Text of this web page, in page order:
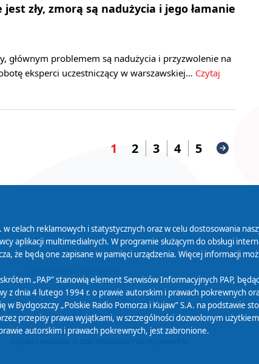
zły, zmorą są nadużycia i jego łamanie
głównym problemem są nadużycia i przyzwolenie na
eksperci uczestniczący w warszawskiej… Czytaj
1 2 3 4 5
Organizacje Pożytku
Publicznego
Cyfryzacja DAB+
celach reklamowych i statystycznych oraz w celu dostosowania
aplikacji multimedialnych. W programie służącym do obsługi
że będą one zapisane w pamięci urządzenia. Więcej informacji
„PAP” stanowią element Serwisów Informacyjnych PAP,
z dnia 4 lutego 1994 r. o prawie autorskim i prawach pokrewnych
w Bydgoszczy „Polskie Radio Pomorza i Kujaw” S.A. na podstawie
przepisy prawa wyjątkami, w szczególności dozwolonym
autorskim i prawach pokrewnych, jest zabronione.